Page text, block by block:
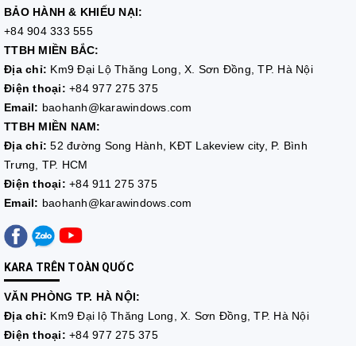
BẢO HÀNH & KHIẾU NẠI:
+84 904 333 555
TTBH MIỀN BẮC:
Địa chỉ: Km9 Đại Lộ Thăng Long, X. Sơn Đồng, TP. Hà Nội
Điện thoại: +84 977 275 375
Email: baohanh@karawindows.com
TTBH MIỀN NAM:
Địa chỉ: 52 đường Song Hành, KĐT Lakeview city, P. Bình
Trưng, TP. HCM
Điện thoại: +84 911 275 375
Email: baohanh@karawindows.com
KARA TRÊN TOÀN QUỐC
VĂN PHÒNG TP. HÀ NỘI:
Địa chỉ: Km9 Đại lộ Thăng Long, X. Sơn Đồng, TP. Hà Nội
Điện thoại: +84 977 275 375